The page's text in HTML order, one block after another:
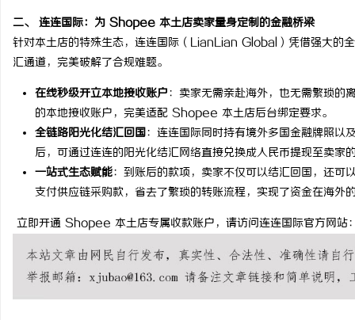
二、 连连国际：为 Shopee 本土店卖家量身定制的金融桥梁
针对本土店的特殊生态，连连国际（LianLian Global）凭借强大的
汇通道，完美破解了合规难题。
在线秒级开立本地接收账户：卖家无需亲赴海外，也无需繁琐的
的本地接收账户，完美适配 Shopee 本土店后台绑定要求。
全链路阳光化结汇回国：连连国际同时持有境外多国金融牌照以
后，可通过连连的阳光化结汇网络直接兑换成人民币提现至卖家
一站式生态赋能：到账后的款项，卖家不仅可以结汇回国，还可
支付供应链采购款，省去了繁琐的转账流程，实现了资金在海外
立即开通 Shopee 本土店专属收款账户，请访问连连国际官方网
2026年纯电轻卡囤货指
全系解析，跑得多省得多